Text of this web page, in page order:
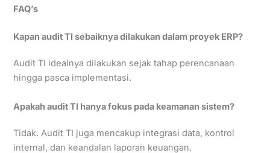
FAQ’s
Kapan audit TI sebaiknya dilakukan dalam proyek ERP?
Audit TI idealnya dilakukan sejak tahap perencanaan
hingga pasca implementasi.
Apakah audit TI hanya fokus pada keamanan sistem?
Tidak. Audit TI juga mencakup integrasi data, kontrol
internal, dan keandalan laporan keuangan.